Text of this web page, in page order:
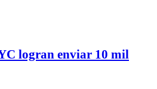
logran enviar 10 mil